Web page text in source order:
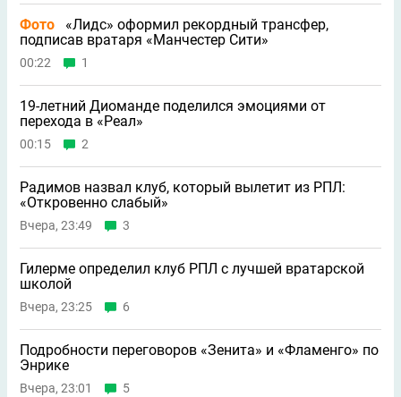
Фото
«Лидс» оформил рекордный трансфер,
подписав вратаря «Манчестер Сити»
00:22 1
19-летний Диоманде поделился эмоциями от
перехода в «Реал»
00:15 2
Радимов назвал клуб, который вылетит из РПЛ:
«Откровенно слабый»
Вчера, 23:49 3
Гилерме определил клуб РПЛ с лучшей вратарской
школой
Вчера, 23:25 6
Подробности переговоров «Зенита» и «Фламенго» по
Энрике
Вчера, 23:01 5